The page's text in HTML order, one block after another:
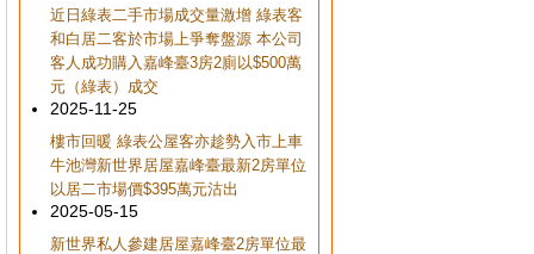
近日綠表二手市場成交量激增 綠表客
和白居二客於市場上爭奪盤源 本公司
客人成功購入嘉峰臺3房2廁以$500萬
元（綠表）成交
2025-11-25
樓市回暖 綠表公屋客亦趁勢入市上車
牛池灣新世界居屋嘉峰臺最新2房單位
以居二市場價$395萬元沽出
2025-05-15
新世界私人參建居屋嘉峰臺2房單位最